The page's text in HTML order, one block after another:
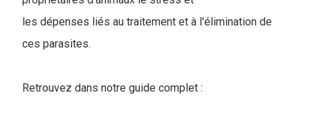
les dépenses liés au traitement et à l'élimination de
ces parasites.
Retrouvez dans notre guide complet :